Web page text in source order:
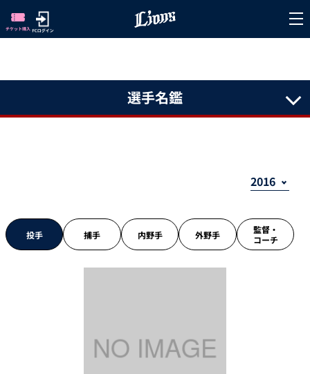
選手名鑑
投手 捕手 内野手 外野手
監督・
コーチ